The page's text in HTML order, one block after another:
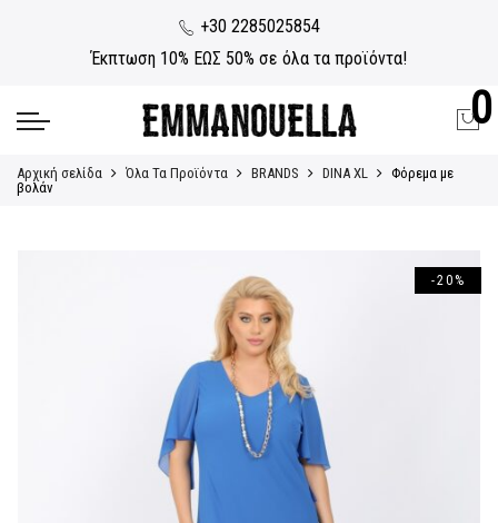
+30 2285025854
Έκπτωση 10% ΕΩΣ 50% σε όλα τα προϊόντα!
0
Αρχική σελίδα Όλα Τα Προϊόντα BRANDS DINA XL
Φόρεμα με
βολάν
-20%